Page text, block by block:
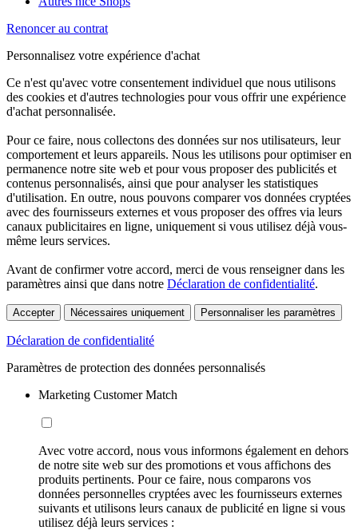
Renoncer au contrat
Personnalisez votre expérience d'achat
Ce n'est qu'avec votre consentement individuel que nous utilisons
des cookies et d'autres technologies pour vous offrir une expérience
d'achat personnalisée.
Pour ce faire, nous collectons des données sur nos utilisateurs, leur
comportement et leurs appareils. Nous les utilisons pour optimiser en
permanence notre site web et pour vous proposer des publicités et
contenus personnalisés, ainsi que pour analyser les statistiques
d'utilisation. En outre, nous pouvons comparer vos données cryptées
avec des fournisseurs externes et vous proposer des offres via leurs
canaux publicitaires en ligne, uniquement si vous utilisez déjà vous-
même leurs services.
Avant de confirmer votre accord, merci de vous renseigner dans les
paramètres ainsi que dans notre Déclaration de confidentialité.
Accepter Nécessaires uniquement Personnaliser les paramètres
Déclaration de confidentialité
Paramètres de protection des données personnalisés
Marketing Customer Match
Avec votre accord, nous vous informons également en dehors
de notre site web sur des promotions et vous affichons des
produits pertinents. Pour ce faire, nous comparons vos
données personnelles cryptées avec les fournisseurs externes
suivants et utilisons leurs canaux de publicité en ligne si vous
utilisez déjà leurs services :